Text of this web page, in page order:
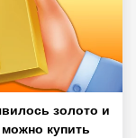
золото и
можно купить